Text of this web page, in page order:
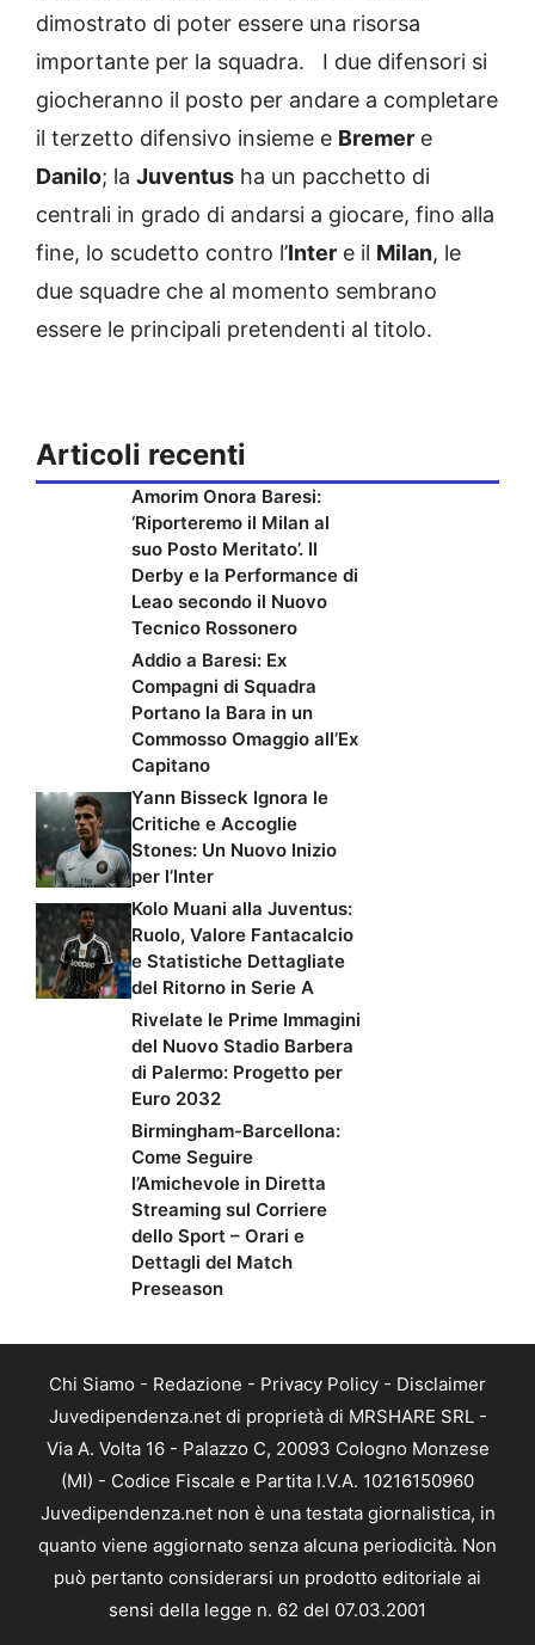
dimostrato di poter essere una risorsa
importante per la squadra. I due difensori si
giocheranno il posto per andare a completare
il terzetto difensivo insieme e Bremer e
Danilo; la Juventus ha un pacchetto di
centrali in grado di andarsi a giocare, fino alla
fine, lo scudetto contro l’Inter e il Milan, le
due squadre che al momento sembrano
essere le principali pretendenti al titolo.
Articoli recenti
Amorim Onora Baresi:
‘Riporteremo il Milan al
suo Posto Meritato’. Il
Derby e la Performance di
Leao secondo il Nuovo
Tecnico Rossonero
Addio a Baresi: Ex
Compagni di Squadra
Portano la Bara in un
Commosso Omaggio all’Ex
Capitano
Yann Bisseck Ignora le
Critiche e Accoglie
Stones: Un Nuovo Inizio
per l’Inter
Kolo Muani alla Juventus:
Ruolo, Valore Fantacalcio
e Statistiche Dettagliate
del Ritorno in Serie A
Rivelate le Prime Immagini
del Nuovo Stadio Barbera
di Palermo: Progetto per
Euro 2032
Birmingham-Barcellona:
Come Seguire
l’Amichevole in Diretta
Streaming sul Corriere
dello Sport – Orari e
Dettagli del Match
Preseason
Chi Siamo - Redazione - Privacy Policy - Disclaimer
Juvedipendenza.net di proprietà di MRSHARE SRL -
Via A. Volta 16 - Palazzo C, 20093 Cologno Monzese
(MI) - Codice Fiscale e Partita I.V.A. 10216150960
Juvedipendenza.net non è una testata giornalistica, in
quanto viene aggiornato senza alcuna periodicità. Non
può pertanto considerarsi un prodotto editoriale ai
sensi della legge n. 62 del 07.03.2001